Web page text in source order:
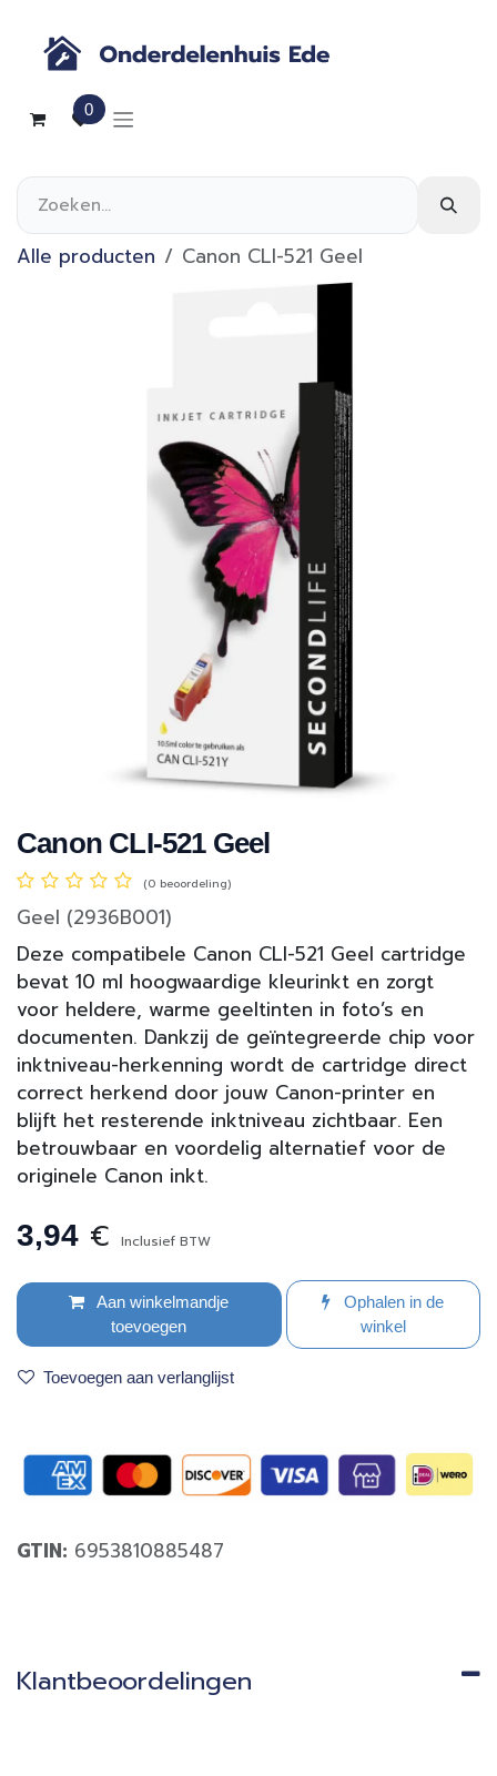
0
Alle producten Canon CLI-521 Geel
Canon CLI-521 Geel
(0 beoordeling)
Geel (2936B001)
Deze compatibele Canon CLI-521 Geel cartridge
bevat 10 ml hoogwaardige kleurinkt en zorgt
voor heldere, warme geeltinten in foto’s en
documenten. Dankzij de geïntegreerde chip voor
inktniveau-herkenning wordt de cartridge direct
correct herkend door jouw Canon-printer en
blijft het resterende inktniveau zichtbaar. Een
betrouwbaar en voordelig alternatief voor de
originele Canon inkt.
3,94 € Inclusief BTW
Aan winkelmandje
toevoegen
Ophalen in de
winkel
Toevoegen aan verlanglijst
GTIN: 6953810885487
Klantbeoordelingen